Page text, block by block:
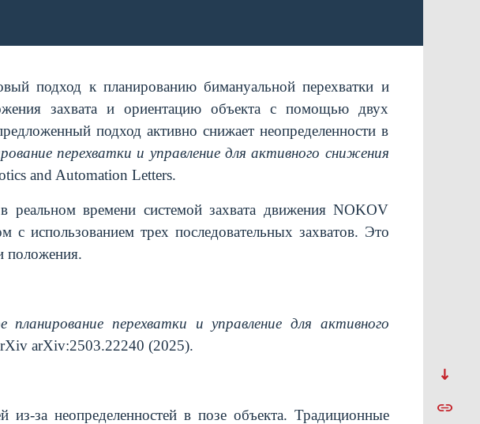
подход к планированию бимануальной перехватки и
захвата и ориентацию объекта с помощью двух
подход активно снижает неопределенности в
перехватки и управление для активного снижения
and Automation Letters.
времени системой захвата движения NOKOV
использованием трех последовательных захватов. Это
положения.
планирование перехватки и управление для активного
arXiv:2503.22240 (2025).
за неопределенностей в позе объекта. Традиционные